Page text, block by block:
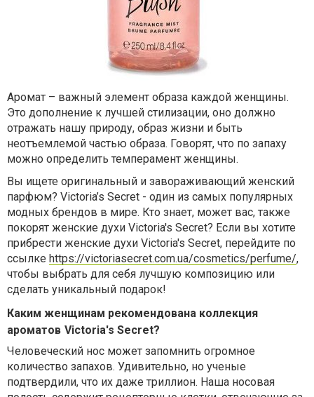
Аромат – важный элемент образа каждой женщины.
Это дополнение к лучшей стилизации, оно должно
отражать нашу природу, образ жизни и быть
неотъемлемой частью образа. Говорят, что по запаху
можно определить темперамент женщины.
Вы ищете оригинальный и завораживающий женский
парфюм? Victoria’s Secret - один из самых популярных
модных брендов в мире. Кто знает, может вас, также
покорят женские духи Victoria's Secret? Если вы хотите
прибрести женские духи Victoria's Secret, перейдите по
ссылке https://victoriasecret.com.ua/cosmetics/perfume/,
чтобы выбрать для себя лучшую композицию или
сделать уникальный подарок!
Каким женщинам рекомендована коллекция
ароматов Victoria's Secret?
Человеческий нос может запомнить огромное
количество запахов. Удивительно, но ученые
подтвердили, что их даже триллион. Наша носовая